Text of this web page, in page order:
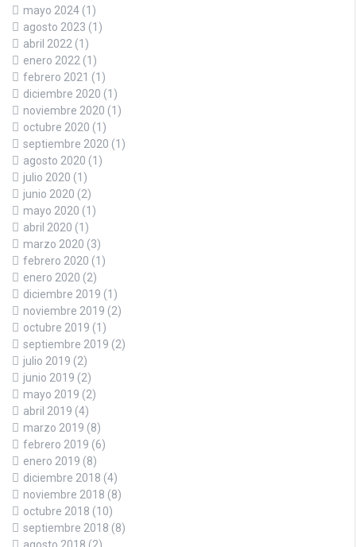
mayo 2024 (1)
agosto 2023 (1)
abril 2022 (1)
enero 2022 (1)
febrero 2021 (1)
diciembre 2020 (1)
noviembre 2020 (1)
octubre 2020 (1)
septiembre 2020 (1)
agosto 2020 (1)
julio 2020 (1)
junio 2020 (2)
mayo 2020 (1)
abril 2020 (1)
marzo 2020 (3)
febrero 2020 (1)
enero 2020 (2)
diciembre 2019 (1)
noviembre 2019 (2)
octubre 2019 (1)
septiembre 2019 (2)
julio 2019 (2)
junio 2019 (2)
mayo 2019 (2)
abril 2019 (4)
marzo 2019 (8)
febrero 2019 (6)
enero 2019 (8)
diciembre 2018 (4)
noviembre 2018 (8)
octubre 2018 (10)
septiembre 2018 (8)